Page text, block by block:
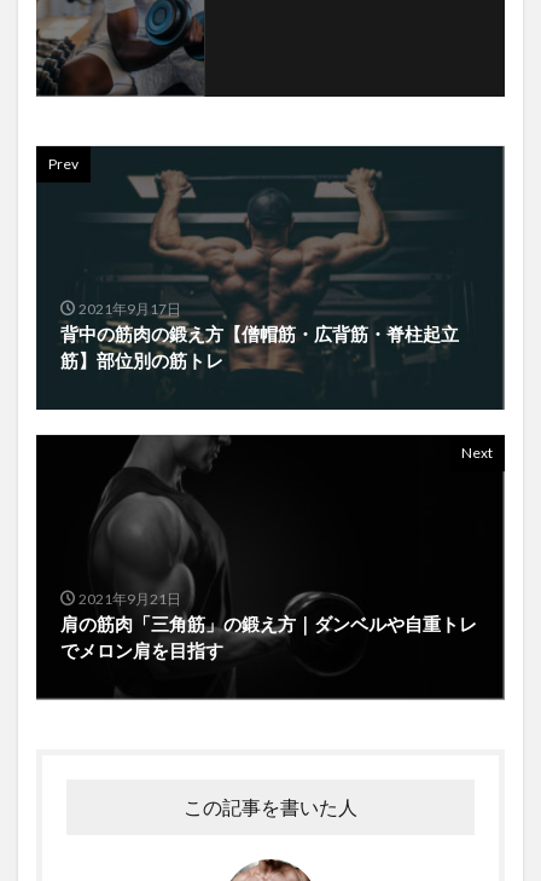
Prev
2021年9月17日
背中の筋肉の鍛え方【僧帽筋・広背筋・脊柱起立
筋】部位別の筋トレ
Next
2021年9月21日
肩の筋肉「三角筋」の鍛え方｜ダンベルや自重トレ
でメロン肩を目指す
この記事を書いた人